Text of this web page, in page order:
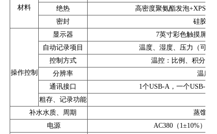
材料
绝热
高密度聚氨酯发泡+XPS
密封
硅胶（
操作控制
显示器
7英寸彩色触摸屏，
自动记录项目
温度、湿度、压力（可选
控制方式
温控：比例、积分、
分辨率
温度
通讯接口
1个USB-A，一个USB-B
粗存、记录功能
补水水质、周期
蒸馏水
电源
AC380（1±10%）